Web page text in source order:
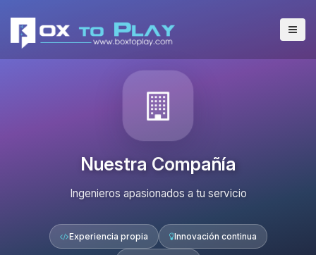
Nuestra Compañía
Ingenieros apasionados a tu servicio
Experiencia propia Innovación continua